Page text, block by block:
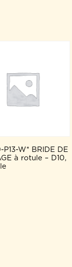
P13-W* BRIDE DE
à rotule – D10,